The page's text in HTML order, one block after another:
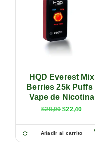
HQD Everest Mix
Berries 25k Puffs |
Vape de Nicotina
$28,00 $22,40
Añadir al carrito